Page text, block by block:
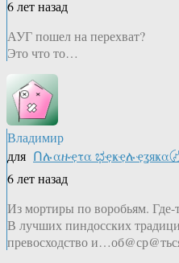
6 лет назад
АУГ пошел на перехват?
Это что то…
Владимир
для Ոሉαዙҿτα ಭҿҝҿሉҿʓяҝα
6 лет назад
Из мортиры по воробьям. Где-
В лучших пиндосских
превосходство